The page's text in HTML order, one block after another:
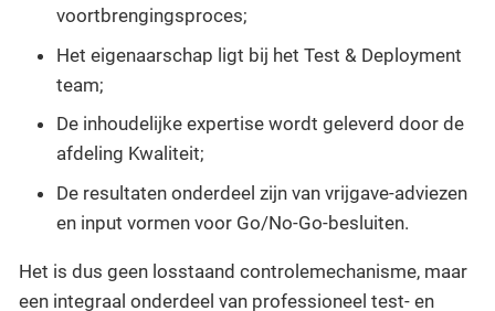
voortbrengingsproces;
Het eigenaarschap ligt bij het Test & Deployment
team;
De inhoudelijke expertise wordt geleverd door de
afdeling Kwaliteit;
De resultaten onderdeel zijn van vrijgave-adviezen
en input vormen voor Go/No-Go-besluiten.
Het is dus geen losstaand controlemechanisme, maar
een integraal onderdeel van professioneel test- en